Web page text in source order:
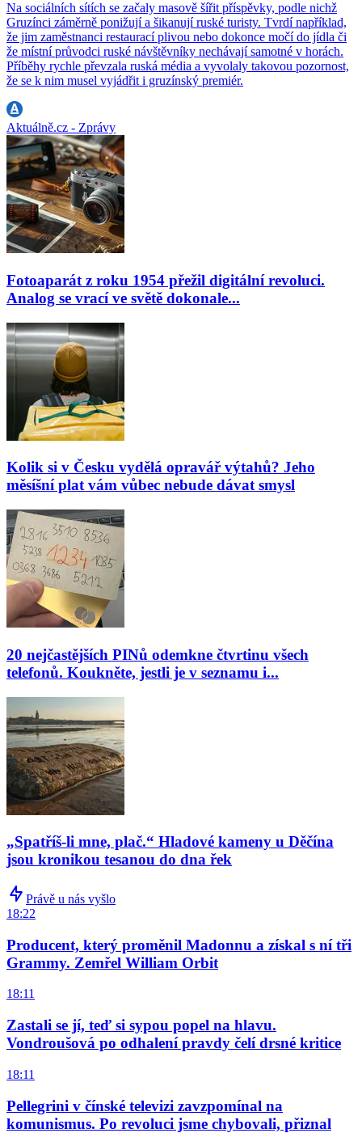
Na sociálních sítích se začaly masově šířit příspěvky, podle nichž
Gruzínci záměrně ponižují a šikanují ruské turisty. Tvrdí například,
že jim zaměstnanci restaurací plivou nebo dokonce močí do jídla či
že místní průvodci ruské návštěvníky nechávají samotné v horách.
Příběhy rychle převzala ruská média a vyvolaly takovou pozornost,
že se k nim musel vyjádřit i gruzínský premiér.
Aktuálně.cz - Zprávy
Fotoaparát z roku 1954 přežil digitální revoluci.
Analog se vrací ve světě dokonale...
Kolik si v Česku vydělá opravář výtahů? Jeho
měsíšní plat vám vůbec nebude dávat smysl
20 nejčastějších PINů odemkne čtvrtinu všech
telefonů. Koukněte, jestli je v seznamu i...
„Spatříš-li mne, plač.“ Hladové kameny u Děčína
jsou kronikou tesanou do dna řek
Právě u nás vyšlo
18:22
Producent, který proměnil Madonnu a získal s ní tři
Grammy. Zemřel William Orbit
18:11
Zastali se jí, teď si sypou popel na hlavu.
Vondroušová po odhalení pravdy čelí drsné kritice
18:11
Pellegrini v čínské televizi zavzpomínal na
komunismus. Po revoluci jsme chybovali, přiznal